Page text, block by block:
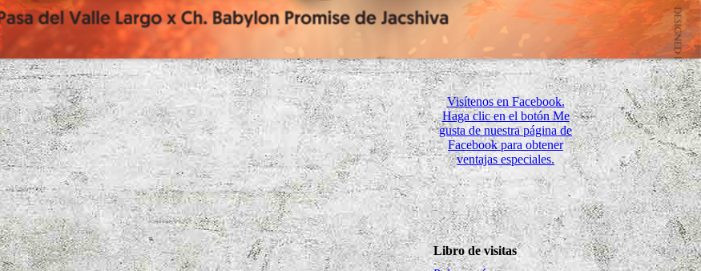
Visítenos en Facebook.
Haga clic en el botón Me
gusta de nuestra página de
Facebook para obtener
ventajas especiales.
Libro de visitas